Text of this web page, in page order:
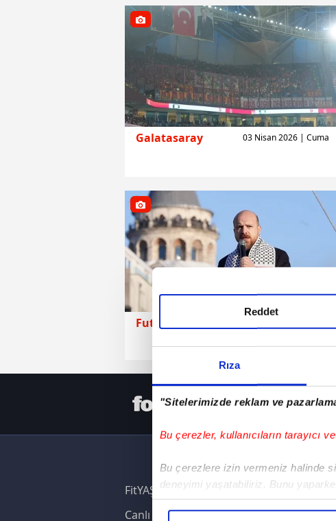
Rıza
"Sitelerimizde reklam ve
Bu çerezler, kullanıcıların tarayıcı
Bu çerezlere izin vermeniz halinde
deneyimi yaşatabiliriz. Bunu
içerikleri sunabilmek adına
Reddet
Galatasaray 03 Nisan 2026 | Cuma
Futbol
HER YERDE!
FitYAŞA
Canlı Skor